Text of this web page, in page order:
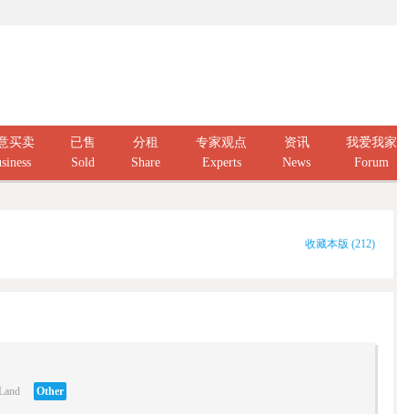
买卖
已售
Sold
分租
Share
专家观点
Experts
资讯
News
我爱我家
Forum
收藏本版 (212)
Other